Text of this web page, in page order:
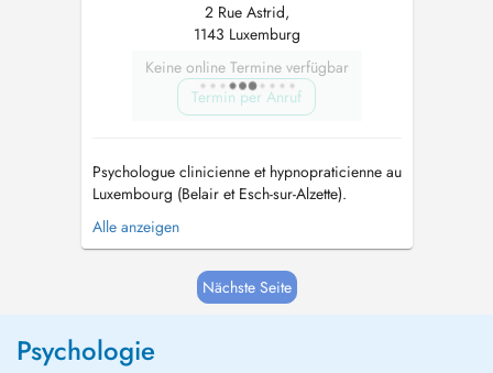
2 Rue Astrid,
1143 Luxemburg
Keine online Termine verfügbar
Termin per Anruf
Psychologue clinicienne et hypnopraticienne au
Luxembourg (Belair et Esch-sur-Alzette).
Diplômée de l'Université de Liège (Belgique)
en 2021. Je suis spécialisée en clinique de
exercé dans les différents domaines de la
psychologie, notamment avec de...
Alle anzeigen
Nächste Seite
Psychologie